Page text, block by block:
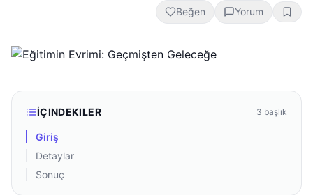
Beğen Yorum
İÇINDEKILER 3 başlık
Giriş
Detaylar
Sonuç